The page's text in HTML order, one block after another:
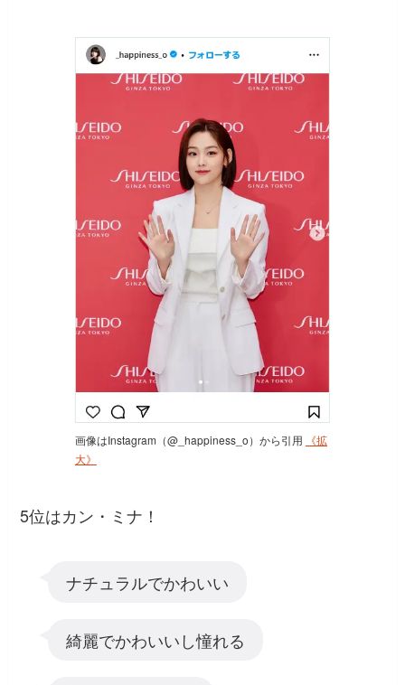
画像はInstagram（@_happiness_o）から引用
《拡
大》
5位はカン・ミナ！
ナチュラルでかわいい
綺麗でかわいいし憧れる